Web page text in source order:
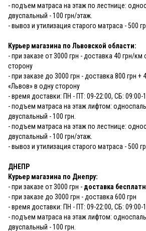
- подъем матраса на этаж по лестнице:
двуспальный - 100 грн/этаж.
- вывоз и утилизация старого матраса - 500
Курьер магазина по Львовской области:
- при заказе от 3000 грн - доставка 40 грн/км
сторону
- при заказе до 3000 грн - доставка 800 грн +
«Львов» в одну сторону
- время доставки: ПН - ПТ: 09-22:00, СБ: 09:00-
- подъем матраса на этаж лифтом:
двуспальный - 100 грн.
- подъем матраса на этаж по лестнице:
двуспальный - 100 грн/этаж.
- вывоз и утилизация старого матраса - 500
ДНЕПР
Курьер магазина по Днепру:
- при заказе от 3000 грн - доставка
- при заказе до 3000 грн - доставка 600 грн
- время доставки: ПН - ПТ: 09-22:00, СБ: 09:00-
- подъем матраса на этаж лифтом:
двуспальный - 100 грн.